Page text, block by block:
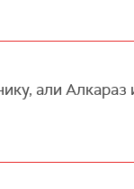
али Алкараз